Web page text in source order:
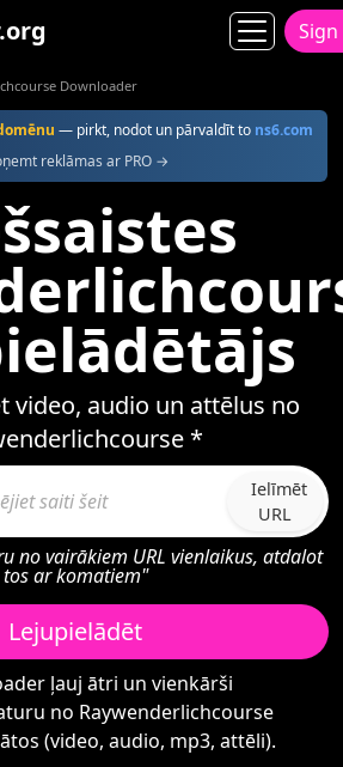
Downloader
— pirkt, nodot un pārvaldīt to ns6.com
reklāmas ar PRO →
video, audio un attēlus no
*
Ielīmēt
URL
no vairākiem URL vienlaikus, atdalot
tos ar komatiem"
Lejupielādēt
ļauj ātri un vienkārši
no Raywenderlichcourse
(video, audio, mp3, attēli).